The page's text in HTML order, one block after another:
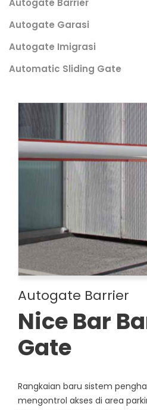
Autogate Barrier
Autogate Garasi
Autogate Imigrasi
Automatic Sliding Gate
Autogate Barrier
Nice Bar
Gate
Rangkaian baru sistem
mengontrol akses di area